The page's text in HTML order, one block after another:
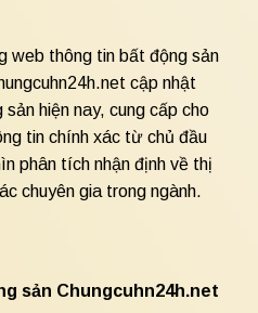
web thông tin bất động sản
cập nhật
hiện nay, cung cấp cho
tin chính xác từ chủ đầu
phân tích nhận định về thị
chuyên gia trong ngành.
sản Chungcuhn24h.net